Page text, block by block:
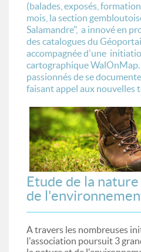
(balades, exposés,
mois, la section
Salamandre", a innové en
des catalogues du
accompagnée d'une
cartographique
passionnés de se
faisant appel aux nouvelles
Etude de la
de
A travers les nombreuses
l'association poursuit 3